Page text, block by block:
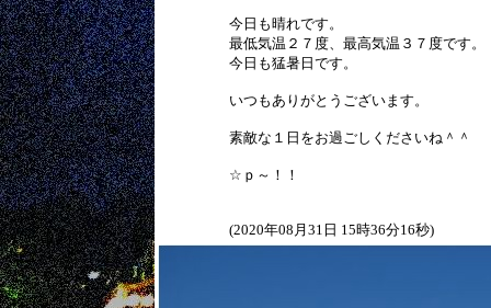
今日も晴れです。
最低気温２７度、最高気温３７度です。
今日も猛暑日です。
いつもありがとうございます。
素敵な１日をお過ごしくださいね＾＾
☆ｐ～！！
(2020年08月31日 15時36分16秒)